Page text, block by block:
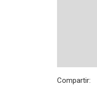
Compartir: